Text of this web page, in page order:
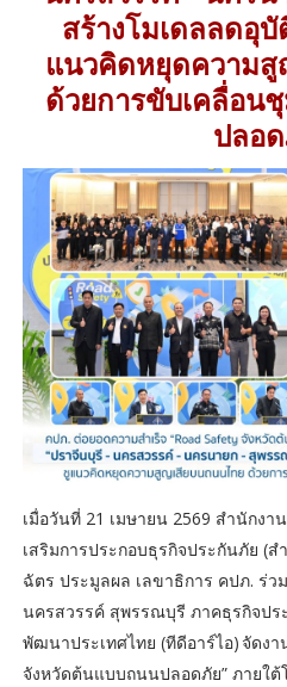
สร้างโมเดลลดอุ
แนวคิดหยุดความ
ด้วยการขับเคลื่อ
ปลอ
เมื่อวันที่ 21 เมษายน 2569 สำนักง
เสริมการประกอบธุรกิจประกันภัย (
ฉัตร ประมูลผล เลขาธิการ คปภ. ร่
นครสวรรค์ สุพรรณบุรี ภาคธุรกิจปร
พัฒนาประเทศไทย (ทีดีอาร์ไอ) จัดงา
จังหวัดต้นแบบถนนปลอดภัย” ภายใต้